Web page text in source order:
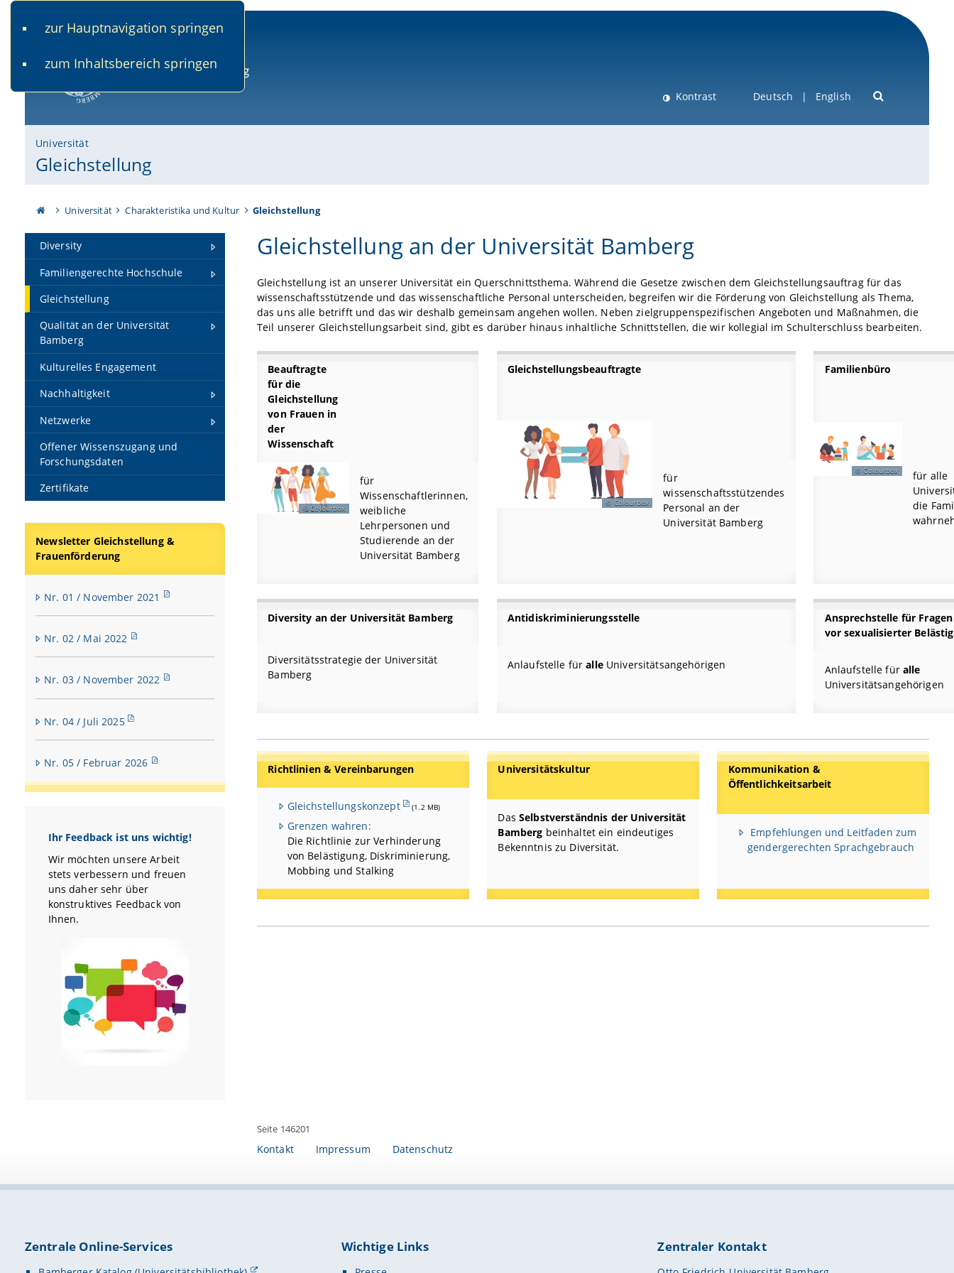
zur Hauptnavigation springen
zum Inhaltsbereich springen
Kontrast Deutsch English
Universität
Gleichstellung
Universität Charakteristika und Kultur Gleichstellung
Diversity
Familiengerechte Hochschule
Gleichstellung
Qualität an der Universität
Bamberg
Kulturelles Engagement
Nachhaltigkeit
Netzwerke
Offener Wissenszugang und
Forschungsdaten
Zertifikate
Newsletter Gleichstellung &
Frauenförderung
Nr. 01 / November 2021
Nr. 02 / Mai 2022
Nr. 03 / November 2022
Nr. 04 / Juli 2025
Nr. 05 / Februar 2026
Ihr Feedback ist uns wichtig!
Wir möchten unsere Arbeit
stets verbessern und freuen
uns daher sehr über
konstruktives Feedback von
Ihnen.
Gleichstellung an der Universität Bamberg
Gleichstellung ist an unserer Universität ein Querschnittsthema. Während die Gesetze zwischen dem Gleichstellungsauftrag für das
wissenschaftsstützende und das wissenschaftliche Personal unterscheiden, begreifen wir die Förderung von Gleichstellung als Thema,
das uns alle betrifft und das wir deshalb gemeinsam angehen wollen. Neben zielgruppenspezifischen Angeboten und Maßnahmen, die
Teil unserer Gleichstellungsarbeit sind, gibt es darüber hinaus inhaltliche Schnittstellen, die wir kollegial im Schulterschluss bearbeiten.
Beauftragte
für die
Gleichstellung
von Frauen in
der
Wissenschaft
Colourbox
für
Wissenschaftlerinnen,
weibliche
Lehrpersonen und
Studierende an der
Universität Bamberg
Gleichstellungsbeauftragte
Colourbox
für
wissenschaftsstützendes
Personal an der
Universität Bamberg
Familienbüro
Colourbox
für alle
die
Diversity an der Universität Bamberg
Diversitätsstrategie der Universität
Bamberg
Antidiskriminierungsstelle
Anlaufstelle füralle Universitätsangehörigen
Ansprechstelle für
vor sexualisierter
Anlaufstelle für alle
Universitätsangehörigen
Richtlinien & Vereinbarungen
Gleichstellungskonzept (1.2 MB)
Grenzen wahren:
Die Richtlinie zur Verhinderung
von Belästigung, Diskriminierung,
Mobbing und Stalking
Universitätskultur
Das Selbstverständnis der Universität
Bamberg beinhaltet ein eindeutiges
Bekenntnis zu Diversität.
Kommunikation &
Öffentlichkeitsarbeit
Empfehlungen und Leitfaden zum
gendergerechten Sprachgebrauch
Seite 146201
Kontakt Impressum Datenschutz
Zentrale Online-Services Wichtige Links Zentraler Kontakt